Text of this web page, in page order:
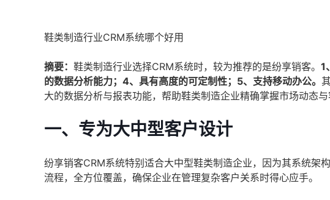
鞋类制造行业CRM系统哪个好用
摘要： 鞋类制造行业选择CRM系统时，较为推荐的是纷享销客。 1
的数据分析能力；4、具有高度的可定制性；5、支持移动办公。
大的数据分析与报表功能，帮助鞋类制造企业精确掌握市场动态与
一、专为大中型客户设计
纷享销客CRM系统特别适合大中型鞋类制造企业，因为其系统架
流程，全方位覆盖，确保企业在管理复杂客户关系时得心应手。